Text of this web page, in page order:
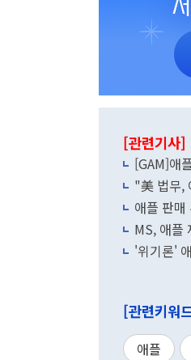
[관련기사]
[GAM]애
"美 법무,
애플 판매
MS, 애플
'위기론'
[관련키워
애플